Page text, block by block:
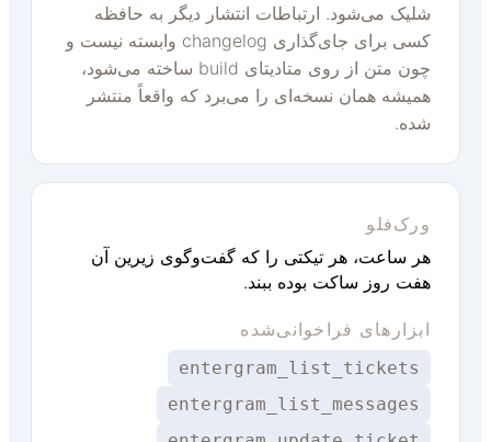
شلیک می‌شود. ارتباطات انتشار دیگر به حافظه
کسی برای جای‌گذاری changelog وابسته نیست و
چون متن از روی متادیتای build ساخته می‌شود،
همیشه همان نسخه‌ای را می‌برد که واقعاً منتشر
شده.
ورک‌فلو
هر ساعت، هر تیکتی را که گفت‌وگوی زیرین آن
هفت روز ساکت بوده ببند.
ابزارهای فراخوانی‌شده
entergram_list_tickets
entergram_list_messages